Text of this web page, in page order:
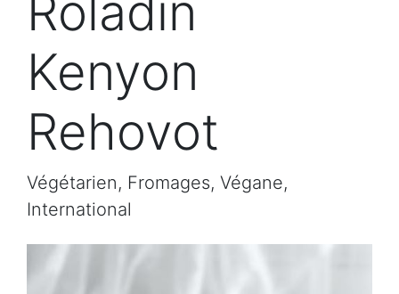
Roladin
Kenyon
Rehovot
Végétarien, Fromages, Végane,
International